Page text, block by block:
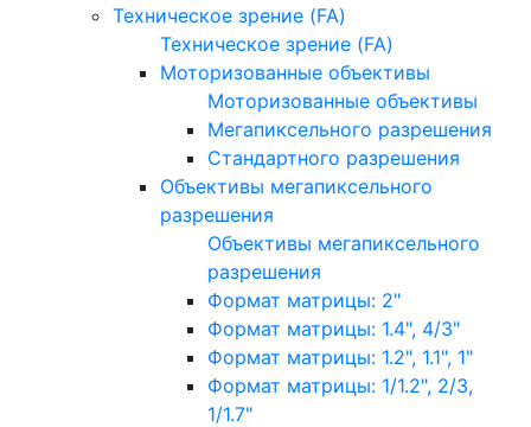
Техническое зрение (FA)
Техническое зрение (FA)
Моторизованные объективы
Моторизованные объективы
Мегапиксельного разрешения
Стандартного разрешения
Объективы мегапиксельного
разрешения
Объективы мегапиксельного
разрешения
Формат матрицы: 2"
Формат матрицы: 1.4", 4/3"
Формат матрицы: 1.2", 1.1", 1"
Формат матрицы: 1/1.2", 2/3,
1/1.7"